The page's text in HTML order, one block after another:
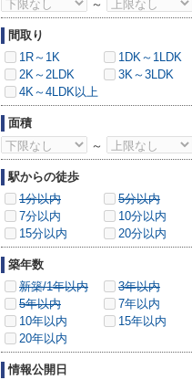
～
間取り
1R～1K
1DK～1LDK
2K～2LDK
3K～3LDK
4K～4LDK以上
面積
～
駅からの徒歩
1分以内
5分以内
7分以内
10分以内
15分以内
20分以内
築年数
新築/1年以内
3年以内
5年以内
7年以内
10年以内
15年以内
20年以内
情報公開日